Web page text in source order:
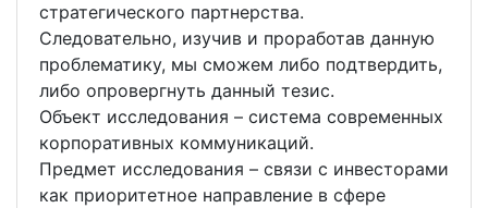
стратегического партнерства.
Следовательно, изучив и проработав данную
проблематику, мы сможем либо подтвердить,
либо опровергнуть данный тезис.
Объект исследования – система современных
корпоративных коммуникаций.
Предмет исследования – связи с инвесторами
как приоритетное направление в сфере